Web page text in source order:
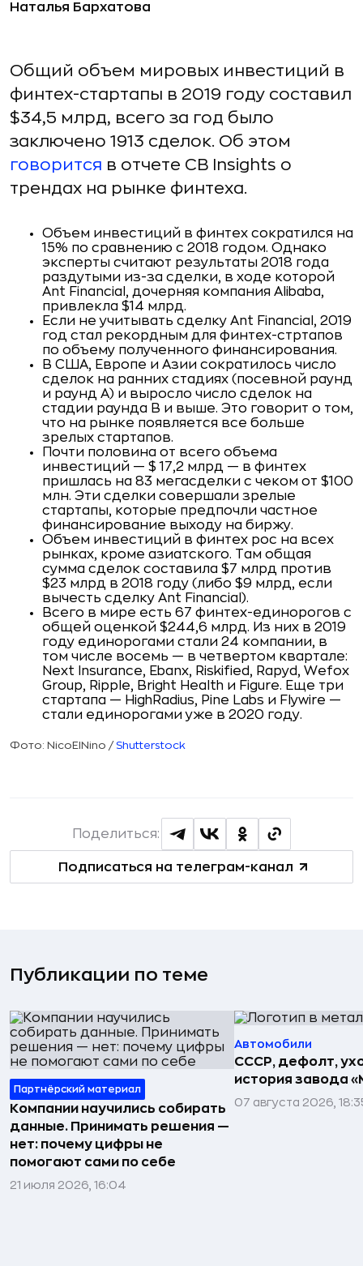
Наталья Бархатова
Общий объем мировых инвестиций в
финтех-стартапы в 2019 году составил
$34,5 млрд, всего за год было
заключено 1913 сделок. Об этом
говорится в отчете CB Insights о
трендах на рынке финтеха.
Объем инвестиций в финтех сократился на
15% по сравнению с 2018 годом. Однако
эксперты считают результаты 2018 года
раздутыми из-за сделки, в ходе которой
Ant Financial, дочерняя компания Alibaba,
привлекла $14 млрд.
Если не учитывать сделку Ant Financial, 2019
год стал рекордным для финтех-стртапов
по объему полученного финансирования.
В США, Европе и Азии сократилось число
сделок на ранних стадиях (посевной раунд
и раунд А) и выросло число сделок на
стадии раунда В и выше. Это говорит о том,
что на рынке появляется все больше
зрелых стартапов.
Почти половина от всего объема
инвестиций — $ 17,2 млрд — в финтех
пришлась на 83 мегасделки с чеком от $100
млн. Эти сделки совершали зрелые
стартапы, которые предпочли частное
финансирование выходу на биржу.
Объем инвестиций в финтех рос на всех
рынках, кроме азиатского. Там общая
сумма сделок составила $7 млрд против
$23 млрд в 2018 году (либо $9 млрд, если
вычесть сделку Ant Financial).
Всего в мире есть 67 финтех-единорогов с
общей оценкой $244,6 млрд. Из них в 2019
году единорогами стали 24 компании, в
том числе восемь — в четвертом квартале:
Next Insurance, Ebanx, Riskified, Rapyd, Wefox
Group, Ripple, Bright Health и Figure. Еще три
стартапа — HighRadius, Pine Labs и Flywire —
стали единорогами уже в 2020 году.
Фото: NicoElNino / Shutterstock
Подписаться на телеграм-канал
Поделиться:
Публикации по теме
Партнёрский материал
Компании научились собирать
данные. Принимать решения —
нет: почему цифры не
помогают сами по себе
21 июля 2026, 16:04
Автомобили
СССР, дефолт,
история завода
07 августа 2026,